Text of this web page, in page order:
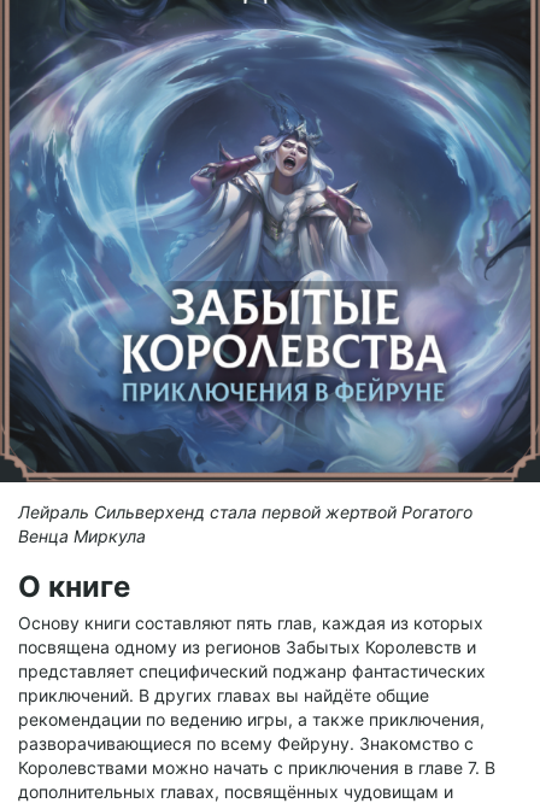
Лейраль Сильверхенд стала первой жертвой Рогатого
Венца Миркула
О книге
Основу книги составляют пять глав, каждая из которых
посвящена одному из регионов Забытых Королевств и
представляет специфический поджанр фантастических
приключений. В других главах вы найдёте общие
рекомендации по ведению игры, а также приключения,
разворачивающиеся по всему Фейруну. Знакомство с
Королевствами можно начать с приключения в главе 7. В
дополнительных главах, посвящённых чудовищам и